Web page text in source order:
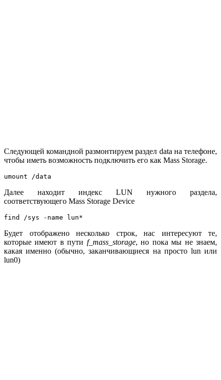
Следующей командной размонтируем раздел data на телефоне,
чтобы иметь возможность подключить его как Mass Storage.
umount /data
Далее находит индекс LUN нужного раздела,
соответствующего Mass Storage Device
find /sys -name lun*
Будет отображено несколько строк, нас интересуют те,
которые имеют в пути f_mass_storage, но пока мы не знаем,
какая именно (обычно, заканчивающиеся на просто lun или
lun0)